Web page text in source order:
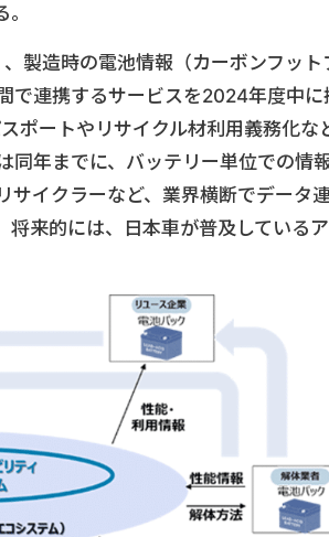
製造時の電池情報（カーボンフット
で連携するサービスを2024年度中に
ポートやリサイクル材利用義務化な
同年までに、バッテリー単位での情
サイクラーなど、業界横断でデータ
来的には、日本車が普及しているア